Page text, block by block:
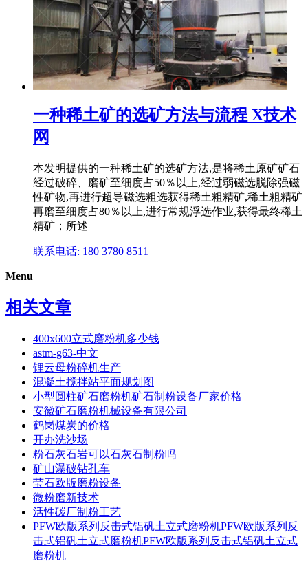
一种稀土矿的选矿方法与流程 X技术
网
本发明提供的一种稀土矿的选矿方法,是将稀土原矿矿石
经过破碎、磨矿至细度占50％以上,经过弱磁选脱除强磁
性矿物,再进行超导磁选粗选获得稀土粗精矿,稀土粗精矿
再磨至细度占80％以上,进行常规浮选作业,获得最终稀土
精矿；所述
联系电话: 180 3780 8511
Menu
相关文章
400x600立式磨粉机多少钱
astm-g63-中文
锂云母粉碎机生产
混凝土搅拌站平面规划图
小型圆柱矿石磨粉机矿石制粉设备厂家价格
安徽矿石磨粉机械设备有限公司
鹤岗煤炭的价格
开办洗沙场
粉石灰石岩可以石灰石制粉吗
矿山瀑破钻孔车
莹石欧版磨粉设备
微粉磨新技术
活性碳厂制粉工艺
PFW欧版系列反击式铝矾土立式磨粉机PFW欧版系列反
击式铝矾土立式磨粉机PFW欧版系列反击式铝矾土立式
磨粉机